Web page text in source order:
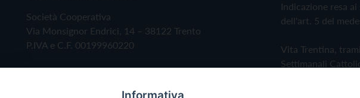
Società Cooperativa
Via Monsignor Endrici, 14 – 38122 Trento
P.IVA e C.F. 00199960220
Indicazione resa
dell'art. 5 del
Vita Trentina,
Settimanali